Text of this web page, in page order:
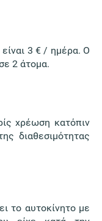
3 € / ημέρα. Ο
2 άτομα.
χρέωση κατόπιν
διαθεσιμότητας
το αυτοκίνητο με